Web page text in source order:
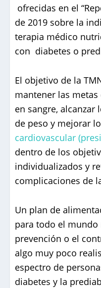
ofrecidas en el
de 2019 sobre la
terapia médico
con diabetes o
El objetivo de la
mantener las
en sangre,
de peso y mejorar
cardiovascular
dentro de los
individualizados y
complicaciones de
Un plan de
para todo el
prevención o el
algo muy poco
espectro de
diabetes y la